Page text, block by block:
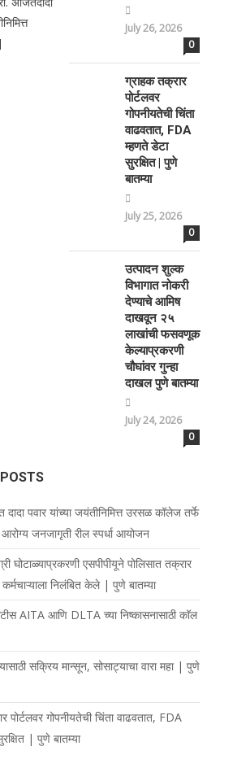
July 26, 2026
0
ग्राहक तक्रार
पोर्टलवर
गोपनीयतेची चिंता
वाढवतात, FDA
म्हणते डेटा
सुरक्षित | पुणे
बातम्या
July 25, 2026
0
उत्पादन शुल्क
विभागात नोकरी
देण्याचे आमिष
दाखवून २५
लाखांची फसवणूक
केल्याप्रकरणी
चौघांवर गुन्हा
दाखल पुणे बातम्या
July 24, 2026
0
दादा पवार यांच्या जयंतीनिमित्त उरसळ कॉलेज तर्फे
आरोग्य जनजागृती रील स्पर्धा आयोजन
घोटाळ्याप्रकरणी एसपीपीयूने पोलिसात तक्रार
निलंबित केले | पुणे बातम्या
AITA आणि DLTA च्या निष्कासनासाठी कॉल
सक्रिय मान्सून, सोसाट्याचा वारा महा | पुणे
पोर्टलवर गोपनीयतेची चिंता वाढवतात, FDA
| पुणे बातम्या